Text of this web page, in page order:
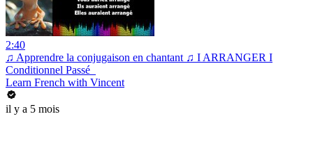
2:40
♫ Apprendre la conjugaison en chantant ♫ I ARRANGER I
Conditionnel Passé_
Learn French with Vincent
il y a 5 mois